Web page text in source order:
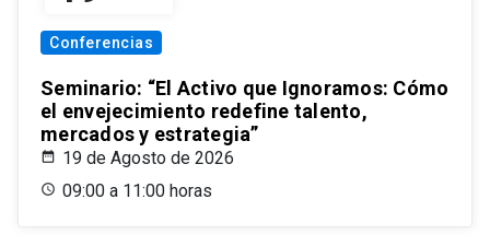
Conferencias
Seminario: “El Activo que Ignoramos: Cómo
el envejecimiento redefine talento,
mercados y estrategia”
19 de Agosto de 2026
09:00 a 11:00 horas